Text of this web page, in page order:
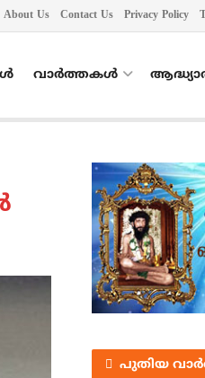
About Us Contact Us Privacy Policy
വാർത്തകൾ
പുതിയ